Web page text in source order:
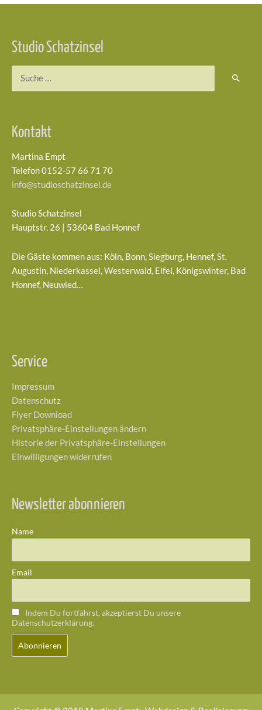
Studio Schatzinsel
Kontakt
Martina Empt
Telefon 0152-57 66 71 70
info@studioschatzinsel.de
Studio Schatzinsel
Hauptstr. 26 | 53604 Bad Honnef
Die Gäste kommen aus: Köln, Bonn, Siegburg, Hennef, St.
Augustin, Niederkassel, Westerwald, Eifel, Königswinter, Bad
Honnef, Neuwied…
Service
Impressum
Datenschutz
Flyer Download
Privatsphäre-Einstellungen ändern
Historie der Privatsphäre-Einstellungen
Einwilligungen widerrufen
Newsletter abonnieren
Name
Email
Indem Du fortfährst, akzeptierst Du unsere
Datenschutzerklärung.